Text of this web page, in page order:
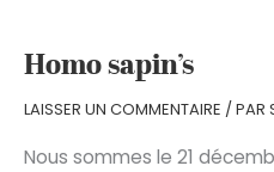
Homo sapin’s
LAISSER UN COMMENTAIRE / PAR
Nous sommes le 21